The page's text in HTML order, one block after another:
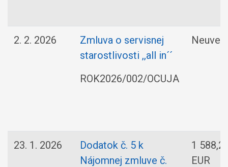
2. 2. 2026
Zmluva o servisnej
starostlivosti ,,all in´´
ROK2026/002/OCUJA
23. 1. 2026
Dodatok č. 5 k
Nájomnej zmluve č.
1
EUR